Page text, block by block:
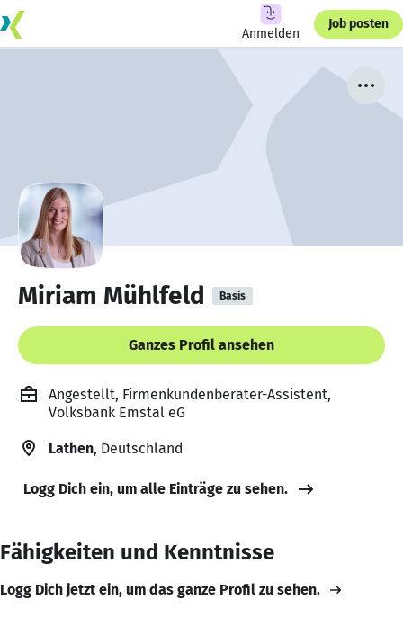
Anmelden
Job posten
Miriam Mühlfeld Basis
Ganzes Profil ansehen
Angestellt, Firmenkundenberater-Assistent,
Volksbank Emstal eG
Lathen, Deutschland
Logg Dich ein, um alle Einträge zu sehen.
Fähigkeiten und Kenntnisse
Logg Dich jetzt ein, um das ganze Profil zu sehen.